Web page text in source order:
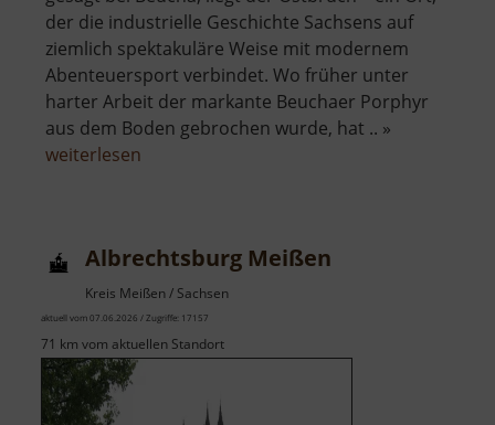
der die industrielle Geschichte Sachsens auf
ziemlich spektakuläre Weise mit modernem
Abenteuersport verbindet. Wo früher unter
harter Arbeit der markante Beuchaer Porphyr
aus dem Boden gebrochen wurde, hat .. »
weiterlesen
Albrechtsburg Meißen
Kreis Meißen / Sachsen
aktuell vom 07.06.2026 / Zugriffe: 17157
71 km vom aktuellen Standort